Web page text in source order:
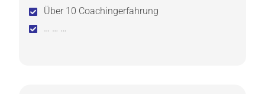
Über 10 Coachingerfahrung
… … …